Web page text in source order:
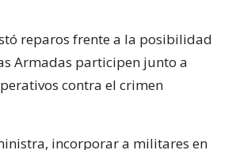
reparos frente a la posibilidad
Armadas participen junto a
contra el crimen
incorporar a militares en